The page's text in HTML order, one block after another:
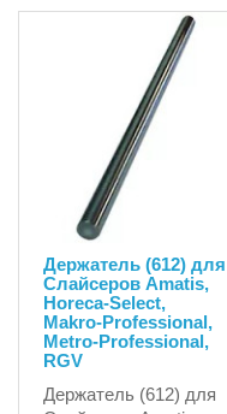
Держатель (612) для
Слайсеров Amatis,
Horeca-Select,
Makro-Professional,
Metro-Professional,
RGV
Держатель (612) для